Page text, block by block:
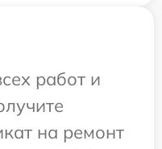
работ и
на ремонт